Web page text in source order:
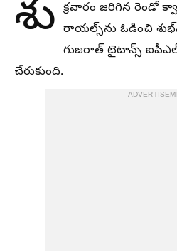
శు క్రవారం జరిగిన రెండో
రాయల్స్‌ను ఓడించి
గుజరాత్ టైటాన్స్
చేరుకుంది.